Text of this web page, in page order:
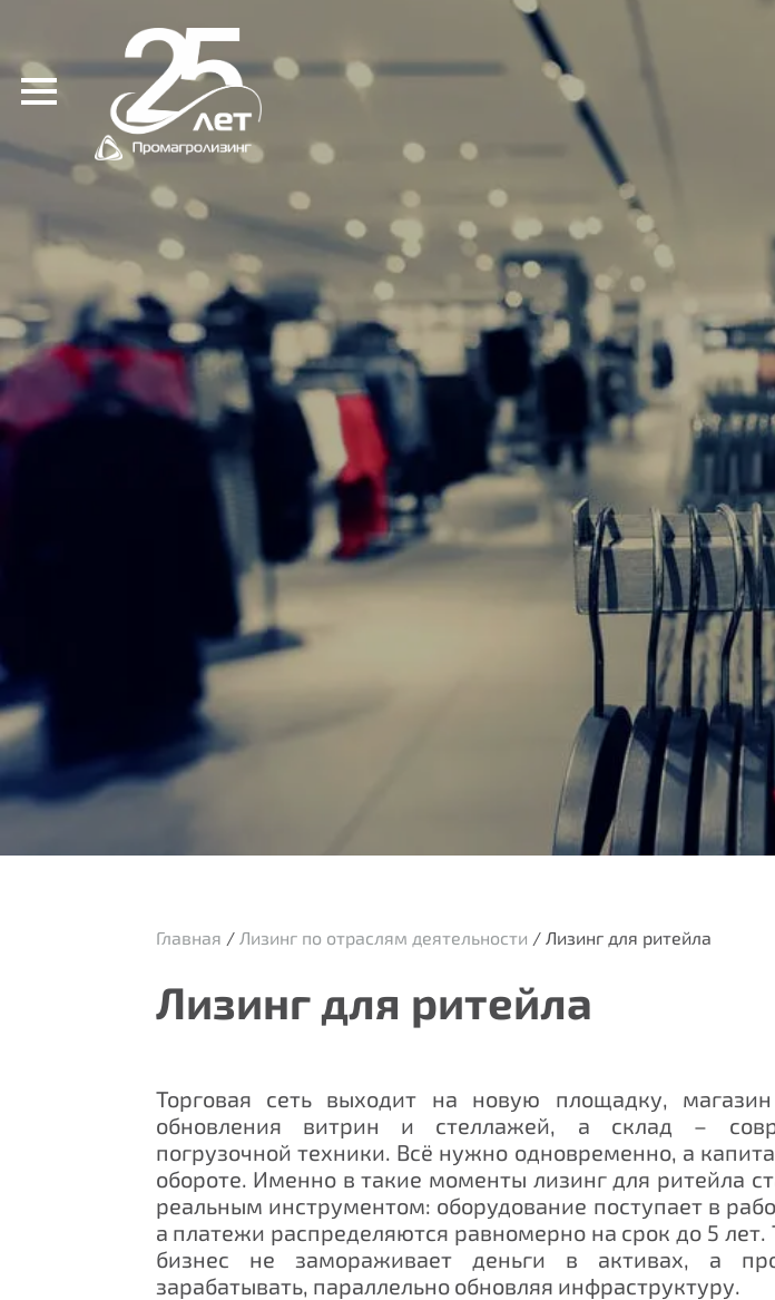
Главная / Лизинг по отраслям деятельности / Лизинг для ритейла
Лизинг для ритейла
Торговая сеть выходит на новую площадку,
обновления витрин и стеллажей, а склад –
погрузочной техники. Всё нужно одновременно, а
обороте. Именно в такие моменты лизинг для ритейла
реальным инструментом: оборудование поступает в
а платежи распределяются равномерно на срок до 5 лет.
бизнес не замораживает деньги в активах, а
зарабатывать, параллельно обновляя инфраструктуру.